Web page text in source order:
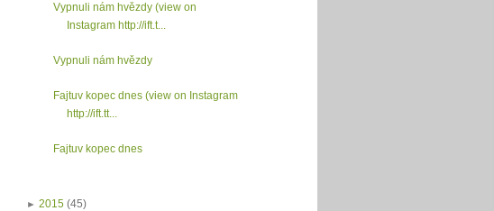
Vypnuli nám hvězdy (view on
Instagram http://ift.t...
Vypnuli nám hvězdy
Fajtuv kopec dnes (view on Instagram
http://ift.tt...
Fajtuv kopec dnes
► 2015 (45)